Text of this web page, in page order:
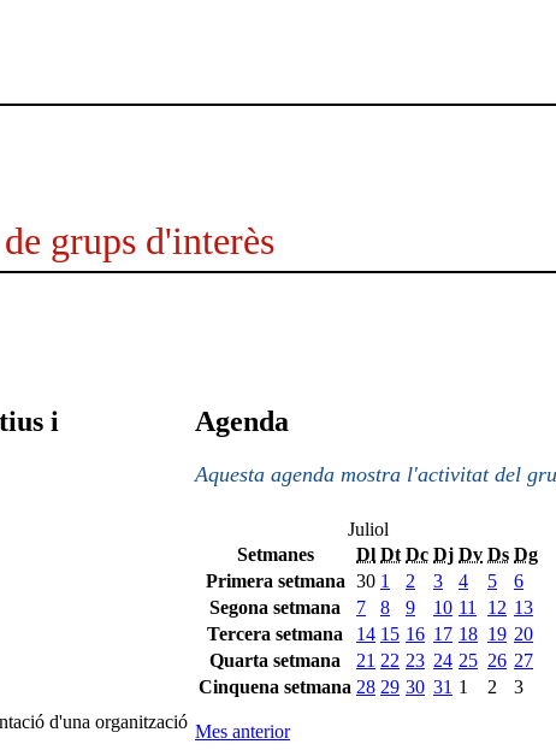
grups d'interès
i
d'una organització
Agenda
Aquesta agenda mostra l'activitat del
Juliol
Setmanes
Dl Dt Dc Dj Dv Ds Dg
Primera setmana 30 1 2 3 4 5
6
Segona setmana
7 8 9 10 11 12 13
Tercera setmana
14 15 16 17 18 19 20
Quarta setmana
21 22 23 24 25 26 27
Cinquena setmana 28 29 30 31 1 2 3
Mes anterior